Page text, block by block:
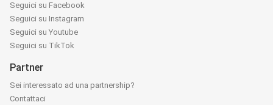
Seguici su Facebook
Seguici su Instagram
Seguici su Youtube
Seguici su TikTok
Partner
Sei interessato ad una partnership?
Contattaci